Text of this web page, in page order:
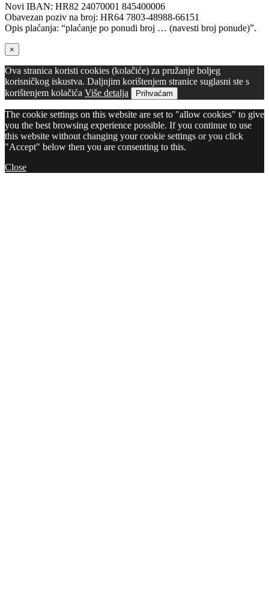
Novi IBAN: HR82 24070001 845400006
Obavezan poziv na broj: HR64 7803-48988-66151
Opis plaćanja: “plaćanje po ponudi broj … (navesti broj ponude)”.
×
Ova stranica koristi cookies (kolačiće) za pružanje boljeg
korisničkog iskustva. Daljnjim korištenjem stranice suglasni ste s
korištenjem kolačića Više detalja Prihvaćam
The cookie settings on this website are set to "allow cookies" to give
you the best browsing experience possible. If you continue to use
this website without changing your cookie settings or you click
"Accept" below then you are consenting to this.
Close